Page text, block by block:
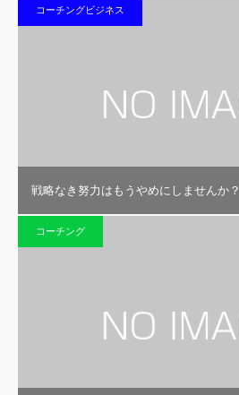
コーチングビジネス
戦略なき努力はもうやめにしませんか？
コーチング